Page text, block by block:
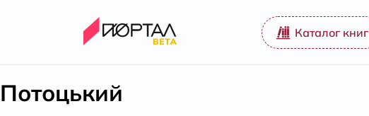
Каталог книг
Потоцький